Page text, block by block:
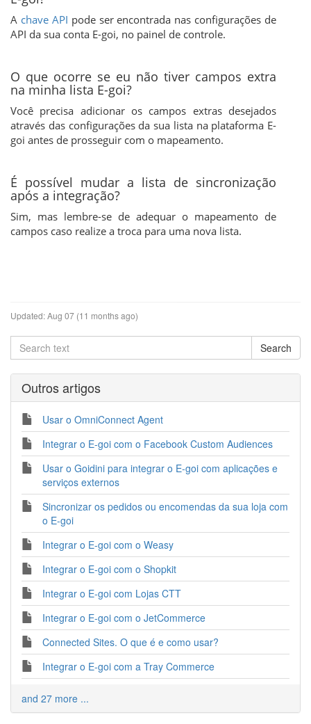
A chave API pode ser encontrada nas configurações de
API da sua conta E-goi, no painel de controle.
O que ocorre se eu não tiver campos extra
na minha lista E-goi?
Você precisa adicionar os campos extras desejados
através das configurações da sua lista na plataforma E-
goi antes de prosseguir com o mapeamento.
É possível mudar a lista de sincronização
após a integração?
Sim, mas lembre-se de adequar o mapeamento de
campos caso realize a troca para uma nova lista.
Updated:Aug 07 (11 months ago)
Outros artigos
Usar o OmniConnect Agent
Integrar o E-goi com o Facebook Custom Audiences
Usar o Goidini para integrar o E-goi com aplicações e
serviços externos
Sincronizar os pedidos ou encomendas da sua loja com
o E-goi
Integrar o E-goi com o Weasy
Integrar o E-goi com o Shopkit
Integrar o E-goi com Lojas CTT
Integrar o E-goi com o JetCommerce
Connected Sites. O que é e como usar?
Integrar o E-goi com a Tray Commerce
and 27 more ...